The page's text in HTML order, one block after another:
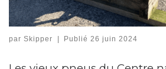
par Skipper Publié26 juin 2024